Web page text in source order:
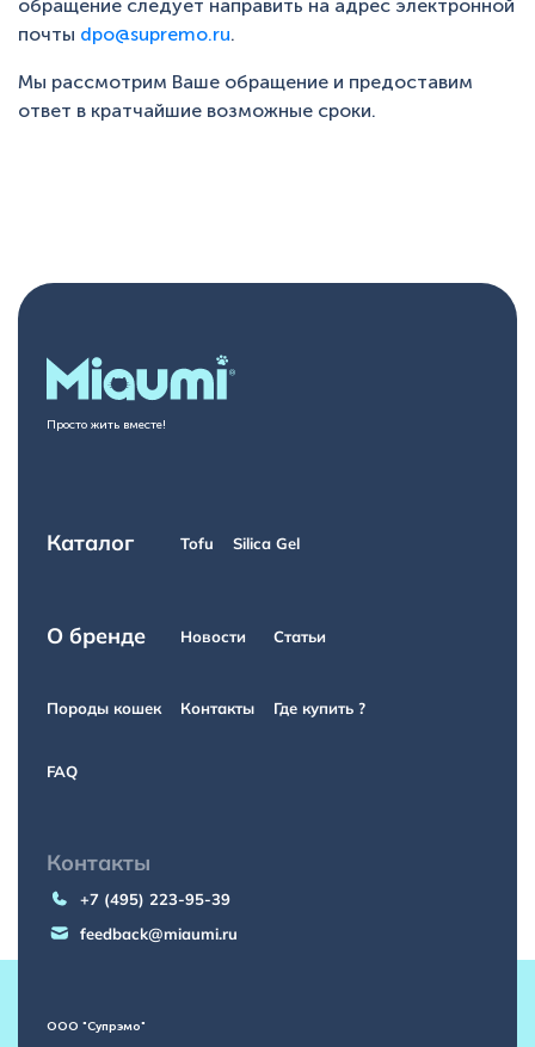
обращение следует направить на адрес электронной
почты dpo@supremo.ru.
Мы рассмотрим Ваше обращение и предоставим
ответ в кратчайшие возможные сроки.
Просто жить вместе!
Каталог Tofu Silica Gel
О бренде Новости Статьи
Породы кошек Контакты Где купить ?
FAQ
Контакты
+7 (495) 223-95-39
feedback@miaumi.ru
ООО "Супрэмо"